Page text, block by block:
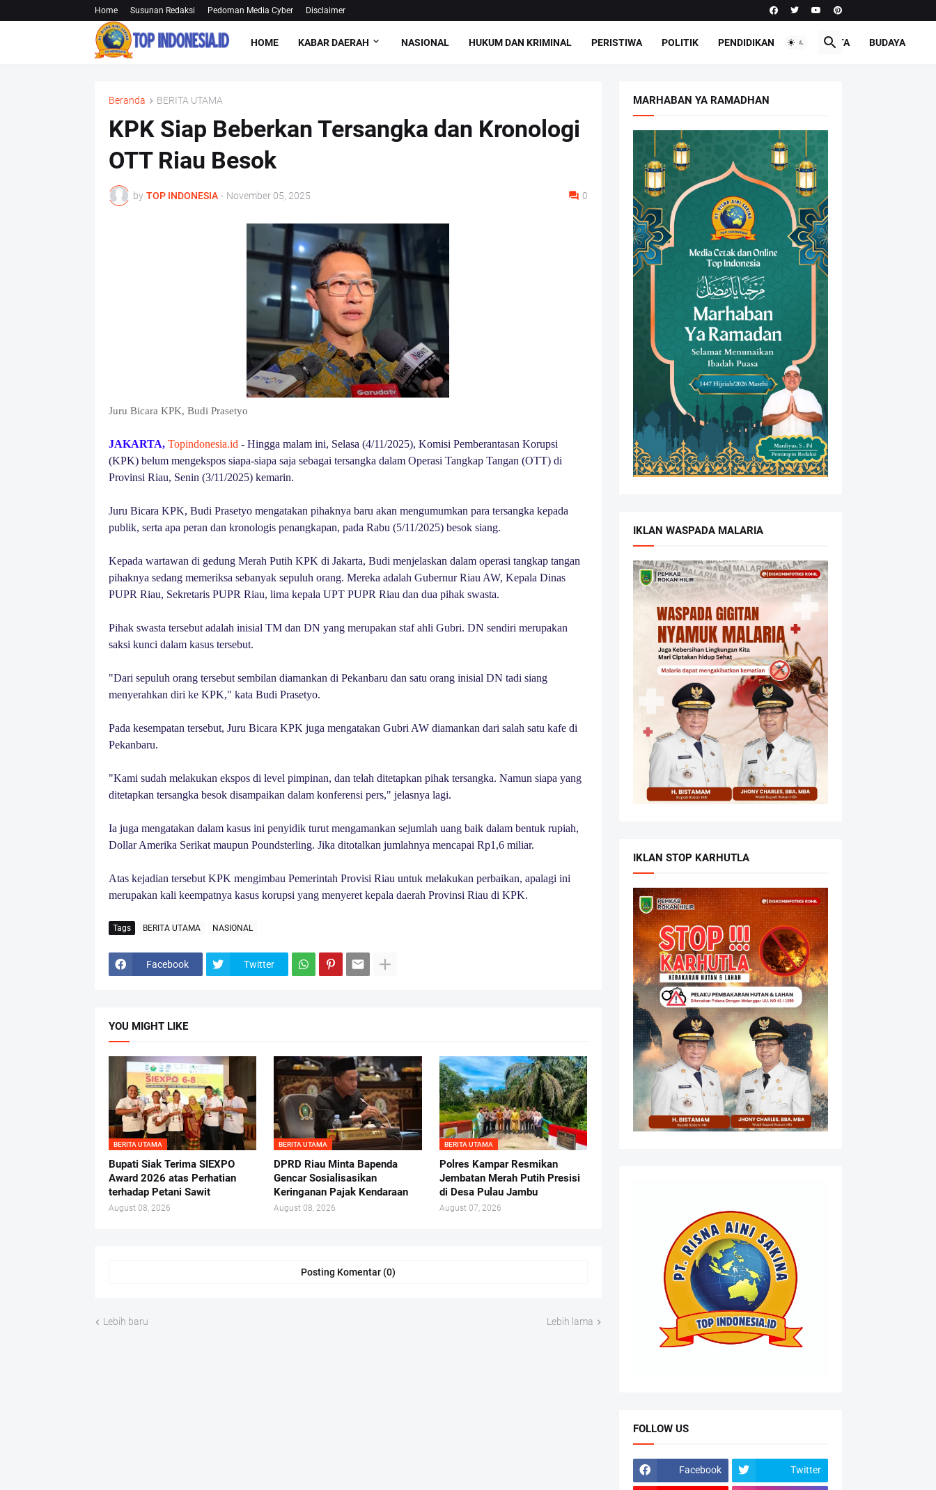
Home Susunan Redaksi Pedoman Media Cyber Disclaimer
HOME KABAR DAERAH NASIONAL HUKUM DAN KRIMINAL PERISTIWA POLITIK PENDIDIKAN PARIWISATA BUDAYA
Beranda BERITA UTAMA
KPK Siap Beberkan Tersangka dan Kronologi
OTT Riau Besok
by TOP INDONESIA - November 05, 2025 0
Juru Bicara KPK, Budi Prasetyo
JAKARTA, Topindonesia.id - Hingga malam ini, Selasa (4/11/2025), Komisi Pemberantasan Korupsi
(KPK) belum mengekspos siapa-siapa saja sebagai tersangka dalam Operasi Tangkap Tangan (OTT) di
Provinsi Riau, Senin (3/11/2025) kemarin.
Juru Bicara KPK, Budi Prasetyo mengatakan pihaknya baru akan mengumumkan para tersangka kepada
publik, serta apa peran dan kronologis penangkapan, pada Rabu (5/11/2025) besok siang.
Kepada wartawan di gedung Merah Putih KPK di Jakarta, Budi menjelaskan dalam operasi tangkap tangan
pihaknya sedang memeriksa sebanyak sepuluh orang. Mereka adalah Gubernur Riau AW, Kepala Dinas
PUPR Riau, Sekretaris PUPR Riau, lima kepala UPT PUPR Riau dan dua pihak swasta.
Pihak swasta tersebut adalah inisial TM dan DN yang merupakan staf ahli Gubri. DN sendiri merupakan
saksi kunci dalam kasus tersebut.
"Dari sepuluh orang tersebut sembilan diamankan di Pekanbaru dan satu orang inisial DN tadi siang
menyerahkan diri ke KPK," kata Budi Prasetyo.
Pada kesempatan tersebut, Juru Bicara KPK juga mengatakan Gubri AW diamankan dari salah satu kafe di
Pekanbaru.
"Kami sudah melakukan ekspos di level pimpinan, dan telah ditetapkan pihak tersangka. Namun siapa yang
ditetapkan tersangka besok disampaikan dalam konferensi pers," jelasnya lagi.
Ia juga mengatakan dalam kasus ini penyidik turut mengamankan sejumlah uang baik dalam bentuk rupiah,
Dollar Amerika Serikat maupun Poundsterling. Jika ditotalkan jumlahnya mencapai Rp1,6 miliar.
Atas kejadian tersebut KPK mengimbau Pemerintah Provisi Riau untuk melakukan perbaikan, apalagi ini
merupakan kali keempatnya kasus korupsi yang menyeret kepala daerah Provinsi Riau di KPK.
Tags BERITA UTAMA NASIONAL
Facebook Twitter
YOU MIGHT LIKE
BERITA UTAMA
Bupati Siak Terima SIEXPO
Award 2026 atas Perhatian
terhadap Petani Sawit
August 08, 2026
BERITA UTAMA
DPRD Riau Minta Bapenda
Gencar Sosialisasikan
Keringanan Pajak Kendaraan
August 08, 2026
BERITA UTAMA
Polres Kampar Resmikan
Jembatan Merah Putih Presisi
di Desa Pulau Jambu
August 07, 2026
Posting Komentar (0)
Lebih baru Lebih lama
MARHABAN YA RAMADHAN
IKLAN WASPADA MALARIA
IKLAN STOP KARHUTLA
FOLLOW US
Facebook Twitter